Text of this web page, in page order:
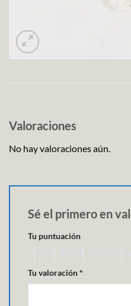
Valoraciones
No hay valoraciones aún.
Sé el primero en
Tu puntuación
Tu valoración*